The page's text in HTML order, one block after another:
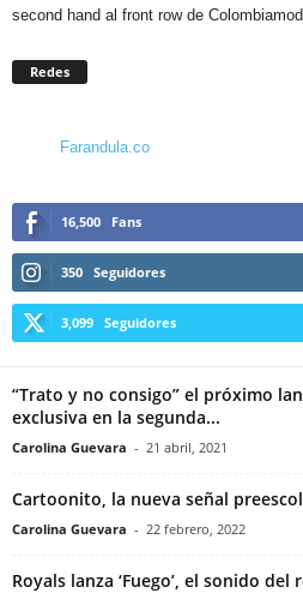
second hand al front row de
Redes
Farandula.co
16,500 Fans
350 Seguidores
3,099 Seguidores
“Trato y no consigo” el próximo
exclusiva en la segunda...
Carolina Guevara - 21 abril, 2021
Cartoonito, la nueva señal
Carolina Guevara - 22 febrero, 2022
Royals lanza ‘Fuego’, el sonido